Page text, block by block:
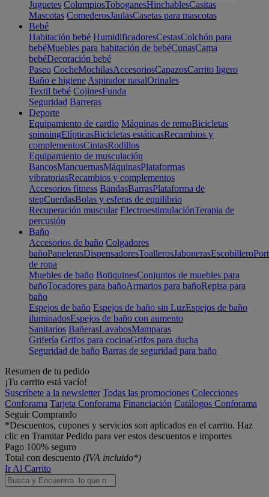
Juguetes ColumpiosToboganesHinchablesCasitas
Mascotas ComederosJaulasCasetas para mascotas
Bebé
Habitación bebé HumidificadoresCestasColchón para
bebéMuebles para habitación de bebéCunasCama
bebéDecoración bebé
Paseo CocheMochilasAccesoriosCapazosCarrito ligero
Baño e higiene Aspirador nasalOrinales
Textil bebé CojinesFunda
Seguridad Barreras
Deporte
Equipamiento de cardio Máquinas de remoBicicletas
spinningElípticasBicicletas estáticasRecambios y
complementosCintasRodillos
Equipamiento de musculación
BancosMancuernasMáquinasPlataformas
vibratoriasRecambios y complementos
Accesorios fitness BandasBarrasPlataforma de
stepCuerdasBolas y esferas de equilibrio
Recuperación muscular ElectroestimulaciónTerapia de
percusión
Baño
Accesorios de baño Colgadores
bañoPapelerasDispensadoresToallerosJabonerasEscobillero
de ropa
Muebles de baño BotiquinesConjuntos de muebles para
bañoTocadores para bañoArmarios para bañoRepisa para
baño
Espejos de baño Espejos de baño sin LuzEspejos de baño
iluminadosEspejos de baño con aumento
Sanitarios BañerasLavabosMamparas
Grifería Grifos para cocinaGrifos para ducha
Seguridad de baño Barras de seguridad para baño
Resumen de tu pedido
¡Tu carrito está vacío!
Suscríbete a la newsletter Todas las promociones Colecciones
Conforama Tarjeta Conforama Financiación Catálogos Conforama
Seguir Comprando
*Descuentos, cupones y servicios son aplicados en el carrito. Haz
clic en Tramitar Pedido para ver estos descuentos e importes
Pago 100% seguro
Total con descuento (IVA incluido*)
Ir Al Carrito